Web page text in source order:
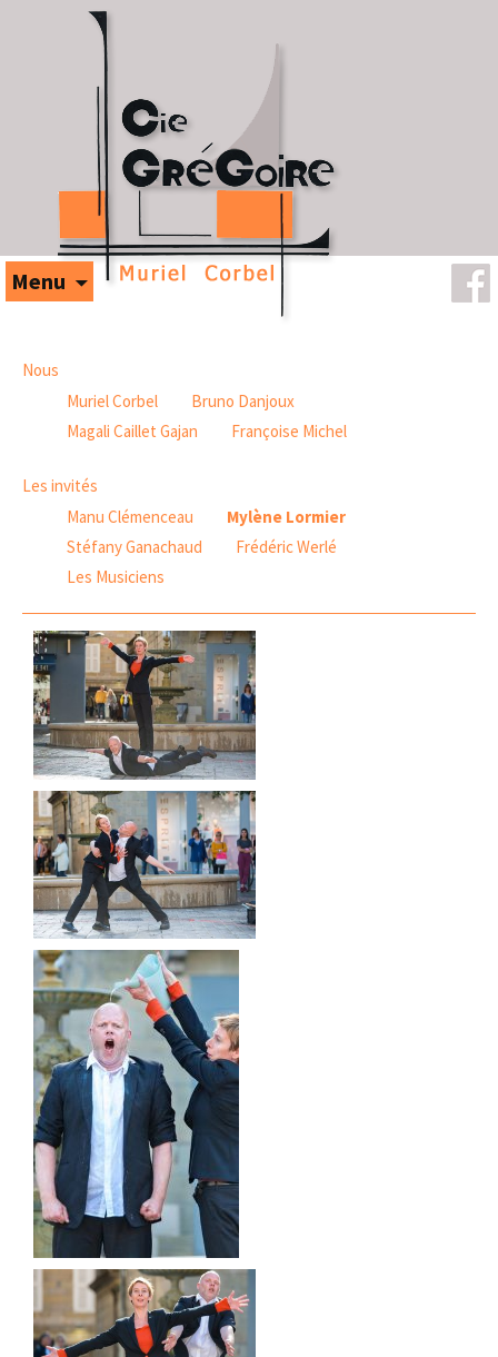
Menu Aller au contenu
Nous
Muriel Corbel
Bruno Danjoux
Magali Caillet Gajan
Françoise Michel
Les invités
Manu Clémenceau
Mylène Lormier
Stéfany Ganachaud
Frédéric Werlé
Les Musiciens